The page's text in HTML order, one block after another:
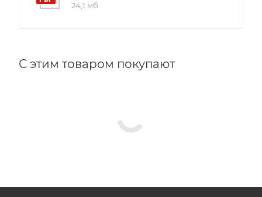
24,1 мб
С этим товаром покупают